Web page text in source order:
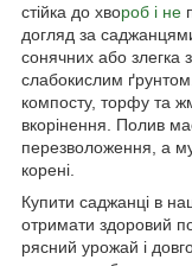
стійка до хвороб і не
догляд за
сонячних або злегка
слабокислим
компосту, торфу та
вкорінення. Полив
перезволоження, а
корені.
Купити саджанці в
отримати здоровий
рясний урожай і